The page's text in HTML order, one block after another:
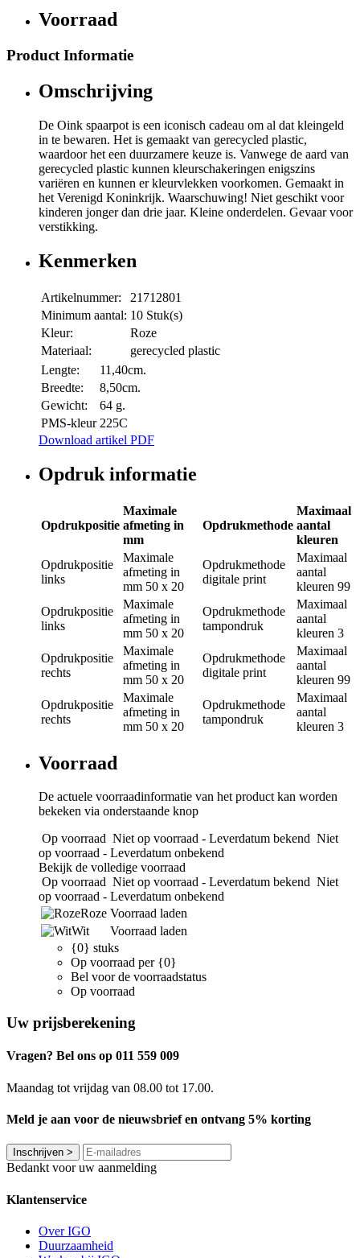
Voorraad
Product Informatie
Omschrijving
De Oink spaarpot is een iconisch cadeau om al dat kleingeld
in te bewaren. Het is gemaakt van gerecycled plastic,
waardoor het een duurzamere keuze is. Vanwege de aard van
gerecycled plastic kunnen kleurschakeringen enigszins
variëren en kunnen er kleurvlekken voorkomen. Gemaakt in
het Verenigd Koninkrijk. Waarschuwing! Niet geschikt voor
kinderen jonger dan drie jaar. Kleine onderdelen. Gevaar voor
verstikking.
Kenmerken
Artikelnummer:
21712801
Minimum aantal: 10 Stuk(s)
Kleur:
Roze
Materiaal:
gerecycled plastic
Lengte:
11,40cm.
Breedte:
8,50cm.
Gewicht:
64 g.
PMS-kleur 225C
Download artikel PDF
Opdruk informatie
Opdrukpositie
Maximale
afmeting in
mm
Opdrukmethode
Maximaal
aantal
kleuren
Opdrukpositie
links
Maximale
afmeting in
mm 50 x 20
Opdrukmethode
digitale print
Maximaal
aantal
kleuren 99
Opdrukpositie
links
Maximale
afmeting in
mm 50 x 20
Opdrukmethode
tampondruk
Maximaal
aantal
kleuren 3
Opdrukpositie
rechts
Maximale
afmeting in
mm 50 x 20
Opdrukmethode
digitale print
Maximaal
aantal
kleuren 99
Opdrukpositie
rechts
Maximale
afmeting in
mm 50 x 20
Opdrukmethode
tampondruk
Maximaal
aantal
kleuren 3
Voorraad
De actuele voorraadinformatie van het product kan worden
bekeken via onderstaande knop
Op voorraad Niet op voorraad - Leverdatum bekend Niet
op voorraad - Leverdatum onbekend
Bekijk de volledige voorraad
Op voorraad Niet op voorraad - Leverdatum bekend Niet
op voorraad - Leverdatum onbekend
Roze Voorraad laden
Wit
Voorraad laden
{0} stuks
Op voorraad per {0}
Bel voor de voorraadstatus
Op voorraad
Uw prijsberekening
Vragen? Bel ons op 011 559 009
Maandag tot vrijdag van 08.00 tot 17.00.
Meld je aan voor de nieuwsbrief en ontvang 5% korting
Inschrijven >
Bedankt voor uw aanmelding
Klantenservice
Over IGO
Duurzaamheid